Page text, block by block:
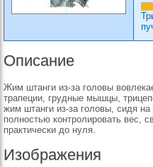
Описание
Жим штанги из-за головы
трапеции, грудные мышцы,
жим штанги из-за головы, сидя
полностью контролировать вес,
практически до нуля.
Изображения